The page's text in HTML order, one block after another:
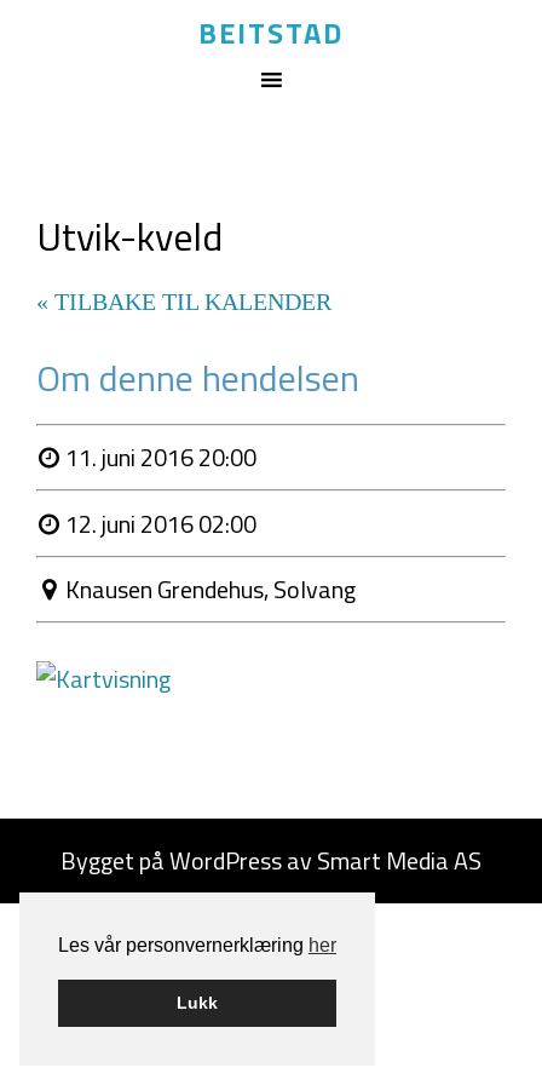
Les vår personvernerklæring her
Lukk
BEITSTAD
Utvik-kveld
« TILBAKE TIL KALENDER
Om denne hendelsen
11. juni 2016 20:00
12. juni 2016 02:00
Knausen Grendehus, Solvang
Bygget påWordPressavSmart Media AS